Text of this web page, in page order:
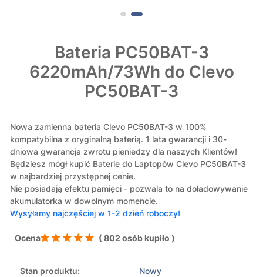
Bateria PC50BAT-3
6220mAh/73Wh do Clevo
PC50BAT-3
Nowa zamienna bateria Clevo PC50BAT-3 w 100%
kompatybilna z oryginalną baterią. 1 lata gwarancji i 30-
dniowa gwarancja zwrotu pieniedzy dla naszych Klientów!
Będziesz mógł kupić Baterie do Laptopów Clevo PC50BAT-3
w najbardziej przystępnej cenie.
Nie posiadają efektu pamięci - pozwala to na doładowywanie
akumulatorka w dowolnym momencie.
Wysyłamy najczęściej w 1-2 dzień roboczy!
Ocena ( 802 osób kupiło )
Stan produktu: Nowy